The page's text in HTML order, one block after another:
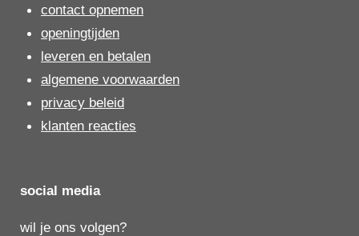
contact opnemen
openingtijden
leveren en betalen
algemene voorwaarden
privacy beleid
klanten reacties
social media
wil je ons volgen?